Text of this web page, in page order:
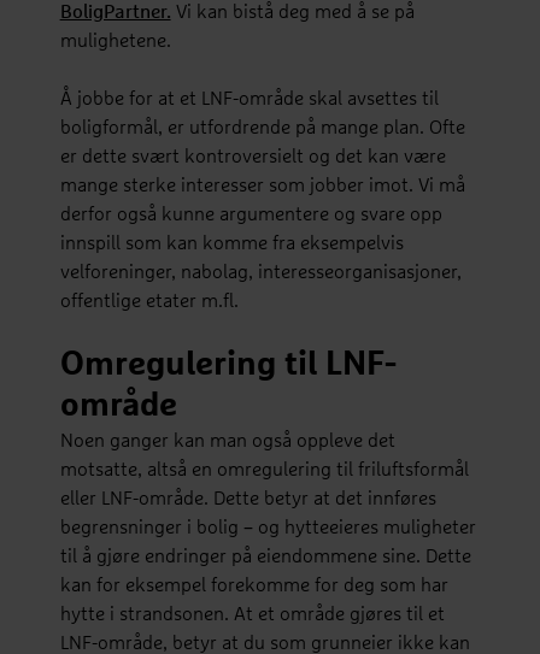
BoligPartner. Vi kan bistå deg med å se på
mulighetene.
Å jobbe for at et LNF-område skal avsettes til
boligformål, er utfordrende på mange plan. Ofte
er dette svært kontroversielt og det kan være
mange sterke interesser som jobber imot. Vi må
derfor også kunne argumentere og svare opp
innspill som kan komme fra eksempelvis
velforeninger, nabolag, interesseorganisasjoner,
offentlige etater m.fl.
Omregulering til LNF-
område
Noen ganger kan man også oppleve det
motsatte, altså en omregulering til friluftsformål
eller LNF-område. Dette betyr at det innføres
begrensninger i bolig – og hytteeieres muligheter
til å gjøre endringer på eiendommene sine. Dette
kan for eksempel forekomme for deg som har
hytte i strandsonen. At et område gjøres til et
LNF-område, betyr at du som grunneier ikke kan